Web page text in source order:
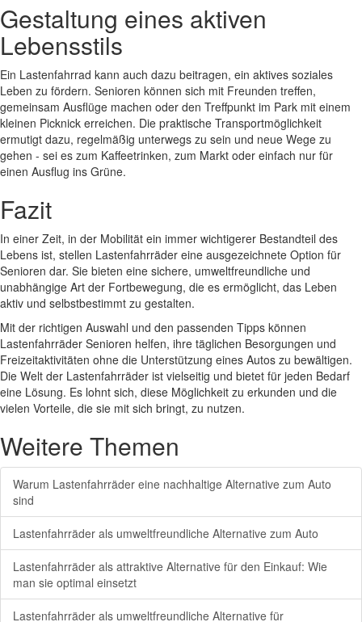
Gestaltung eines aktiven
Lebensstils
Ein Lastenfahrrad kann auch dazu beitragen, ein aktives soziales
Leben zu fördern. Senioren können sich mit Freunden treffen,
gemeinsam Ausflüge machen oder den Treffpunkt im Park mit einem
kleinen Picknick erreichen. Die praktische Transportmöglichkeit
ermutigt dazu, regelmäßig unterwegs zu sein und neue Wege zu
gehen - sei es zum Kaffeetrinken, zum Markt oder einfach nur für
einen Ausflug ins Grüne.
Fazit
In einer Zeit, in der Mobilität ein immer wichtigerer Bestandteil des
Lebens ist, stellen Lastenfahrräder eine ausgezeichnete Option für
Senioren dar. Sie bieten eine sichere, umweltfreundliche und
unabhängige Art der Fortbewegung, die es ermöglicht, das Leben
aktiv und selbstbestimmt zu gestalten.
Mit der richtigen Auswahl und den passenden Tipps können
Lastenfahrräder Senioren helfen, ihre täglichen Besorgungen und
Freizeitaktivitäten ohne die Unterstützung eines Autos zu bewältigen.
Die Welt der Lastenfahrräder ist vielseitig und bietet für jeden Bedarf
eine Lösung. Es lohnt sich, diese Möglichkeit zu erkunden und die
vielen Vorteile, die sie mit sich bringt, zu nutzen.
Weitere Themen
Warum Lastenfahrräder eine nachhaltige Alternative zum Auto
sind
Lastenfahrräder als umweltfreundliche Alternative zum Auto
Lastenfahrräder als attraktive Alternative für den Einkauf: Wie
man sie optimal einsetzt
Lastenfahrräder als umweltfreundliche Alternative für